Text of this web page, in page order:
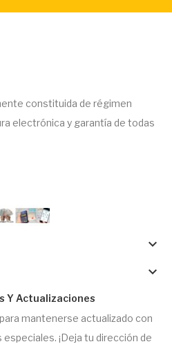
constituida de régimen
electrónica y garantía de todas
keyboard_arrow_down
keyboard_arrow_down
Y Actualizaciones
mantenerse actualizado con
¡Deja tu dirección de